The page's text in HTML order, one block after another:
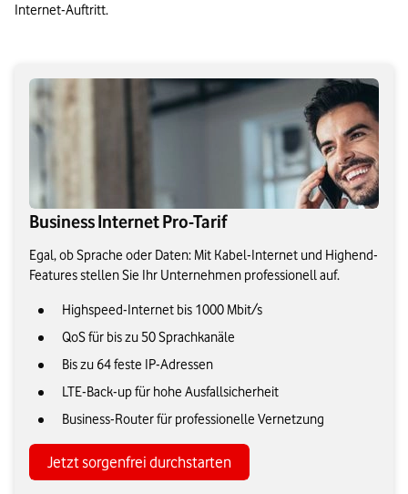
Internet-Auftritt.
Business Internet Pro-Tarif
Egal, ob Sprache oder Daten: Mit Kabel-Internet und Highend-
Features stellen Sie Ihr Unternehmen professionell auf.
Highspeed-Internet bis 1000 Mbit/s
QoS für bis zu 50 Sprachkanäle
Bis zu 64 feste IP-Adressen
LTE-Back-up für hohe Ausfallsicherheit
Business-Router für professionelle Vernetzung
Jetzt sorgenfrei durchstarten